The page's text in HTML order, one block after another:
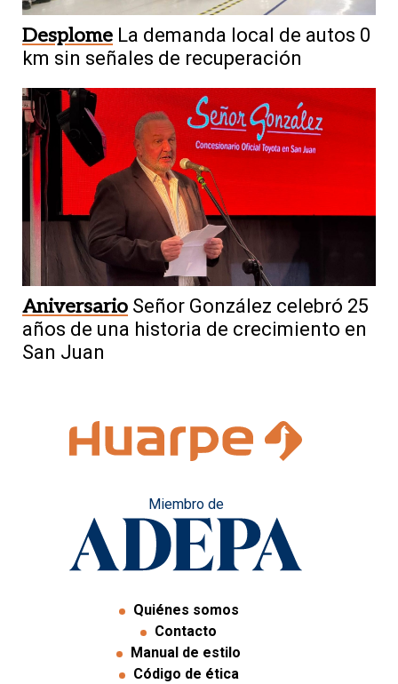
Desplome La demanda local de autos 0
km sin señales de recuperación
Aniversario Señor González celebró 25
años de una historia de crecimiento en
San Juan
Miembro de
Quiénes somos
Contacto
Manual de estilo
Código de ética